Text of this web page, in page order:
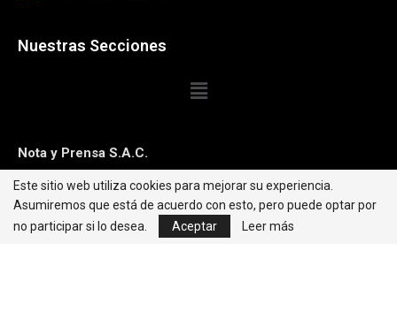
Nuestras Secciones
Nota y Prensa S.A.C.
Contacto:editorweb@caretas.com.pe
Síguenos:
Este sitio web utiliza cookies para mejorar su experiencia.
Asumiremos que está de acuerdo con esto, pero puede optar por
no participar si lo desea.
Aceptar Leer más